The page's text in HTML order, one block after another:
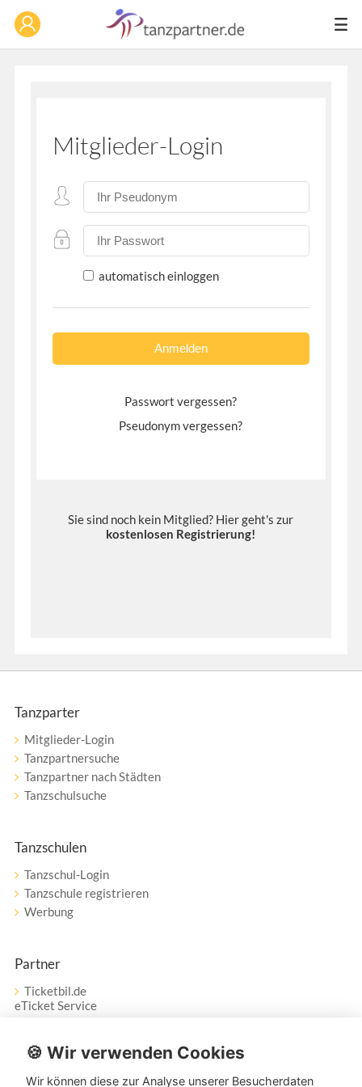
Mitglieder-Login
automatisch einloggen
Passwort vergessen?
Pseudonym vergessen?
Sie sind noch kein Mitglied? Hier geht's zur
kostenlosen Registrierung!
Tanzparter
Mitglieder-Login
Tanzpartnersuche
Tanzpartner nach Städten
Tanzschulsuche
Tanzschulen
Tanzschul-Login
Tanzschule registrieren
Werbung
Partner
Ticketbil.de
eTicket Service
Vertrag widerrufen
🍪 Wir verwenden Cookies
Wir können diese zur Analyse unserer Besucherdaten